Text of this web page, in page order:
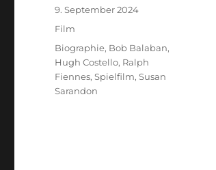
Veröffentlicht
am
9. September 2024
Kategorien
Film
Schlagwörter
Biographie, Bob Balaban,
Hugh Costello, Ralph
Fiennes,Spielfilm,Susan
Sarandon